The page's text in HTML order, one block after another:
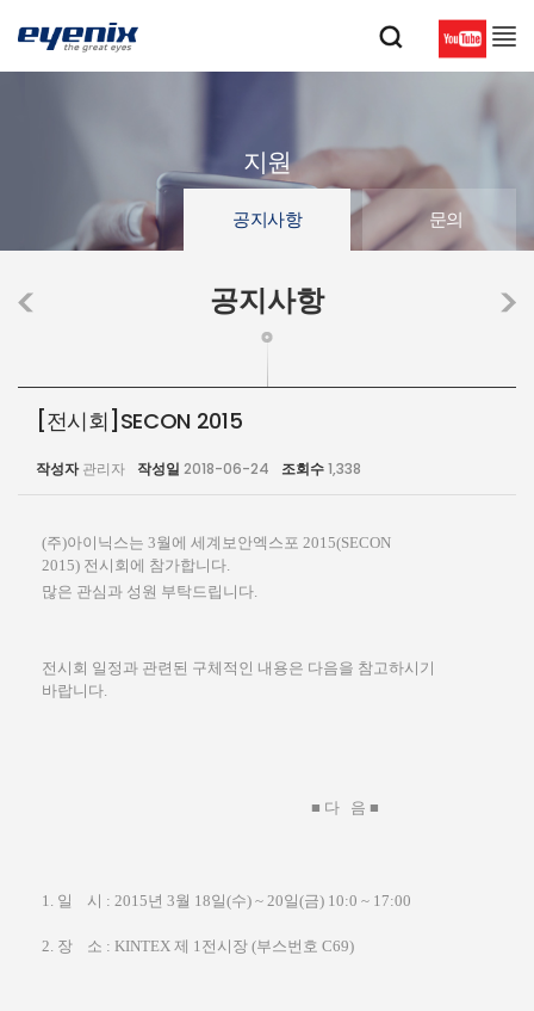
지원
공지사항 문의
공지사항
[전시회]SECON 2015
작성자 관리자 작성일 2018-06-24 조회수1,338
(주)아이닉스는 3월에 세계보안엑스포 2015(SECON
2015) 전시회에 참가합니다.
많은 관심과 성원 부탁드립니다.
전시회 일정과 관련된 구체적인 내용은 다음을 참고하시기
바랍니다.
■ 다 음 ■
1. 일 시 : 2015년 3월 18일(수) ~ 20일(금) 10:0 ~ 17:00
2. 장 소 : KINTEX 제 1전시장 (부스번호 C69)